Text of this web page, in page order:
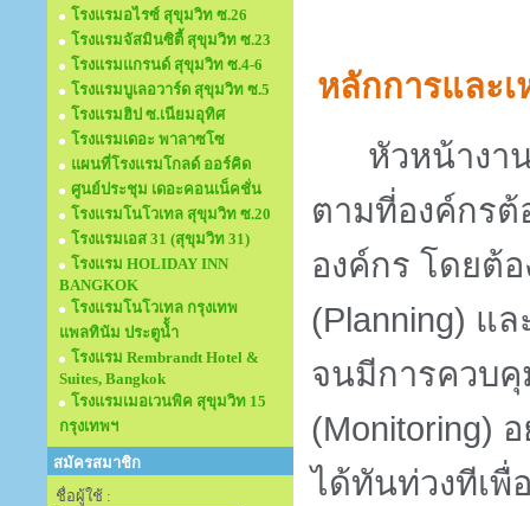
โรงแรมอไรซ์ สุขุมวิท ซ.26
โรงแรมจัสมินซิตี้ สุขุมวิท ซ.23
โรงแรมแกรนด์ สุขุมวิท ซ.4-6
โรงแรมบูเลอวาร์ด สุขุมวิท ซ.5
โรงแรมฮิป ซ.เนียมอุทิศ
โรงแรมเดอะ พาลาซโซ
แผนที่โรงแรมโกลด์ ออร์คิด
ศูนย์ประชุม เดอะคอนเน็คชั่น
โรงแรมโนโวเทล สุขุมวิท ซ.20
โรงแรมเอส 31 (สุขุมวิท 31)
โรงแรม HOLIDAY INN
BANGKOK
โรงแรมโนโวเทล กรุงเทพ
แพลทินัม ประตูนั้ำ
โรงแรม Rembrandt Hotel &
Suites, Bangkok
โรงแรมเมอเวนพิค สุขุมวิท 15
กรุงเทพฯ
สมัครสมาชิก
ชื่อผู้ใช้ :
หลักการและเ
หัวหน้างา
ตามที่องค์กรต้
องค์กร โดยต้
(Planning) แล
จนมีการควบคุ
(Monitoring)
ได้ทันท่วงทีเพื่